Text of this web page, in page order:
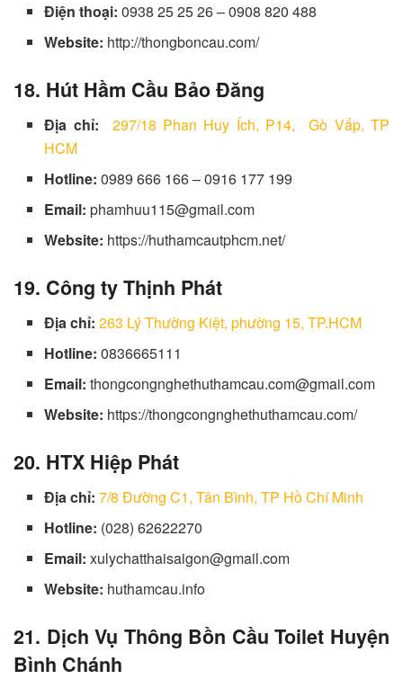
Điện thoại: 0938 25 25 26 – 0908 820 488
Website: http://thongboncau.com/
18. Hút Hầm Cầu Bảo Đăng
Địa chỉ:
297/18 Phan Huy Ích, P14, Gò Vấp, TP
HCM
Hotline: 0989 666 166 – 0916 177 199
Email: phamhuu115@gmail.com
Website: https://huthamcautphcm.net/
19. Công ty Thịnh Phát
Địa chỉ: 263 Lý Thường Kiệt, phường 15, TP.HCM
Hotline:0836665111
Email: thongcongnghethuthamcau.com@gmail.com
Website: https://thongcongnghethuthamcau.com/
20. HTX Hiệp Phát
Địa chỉ: 7/8 Đường C1, Tân Bình, TP Hồ Chí Minh
Hotline: (028) 62622270
Email: xulychatthaisaigon@gmail.com
Website: huthamcau.info
21. Dịch Vụ Thông Bồn Cầu Toilet Huyện
Bình Chánh